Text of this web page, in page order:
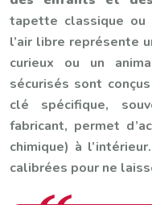
tapette classique ou
l’air libre représente
curieux ou un
sécurisés sont
clé spécifique,
fabricant, permet
chimique) à
calibrées pour ne